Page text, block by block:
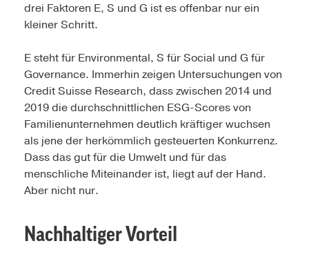
drei Faktoren E, S und G ist es offenbar nur ein
kleiner Schritt.
E steht für Environmental, S für Social und G für
Governance. Immerhin zeigen Untersuchungen von
Credit Suisse Research, dass zwischen 2014 und
2019 die durchschnittlichen ESG-Scores von
Familienunter­nehmen deutlich kräftiger wuchsen
als jene der herkömmlich gesteuerten Konkurrenz.
Dass das gut für die Umwelt und für das
menschliche Miteinander ist, liegt auf der Hand.
Aber nicht nur.
Nachhaltiger Vorteil